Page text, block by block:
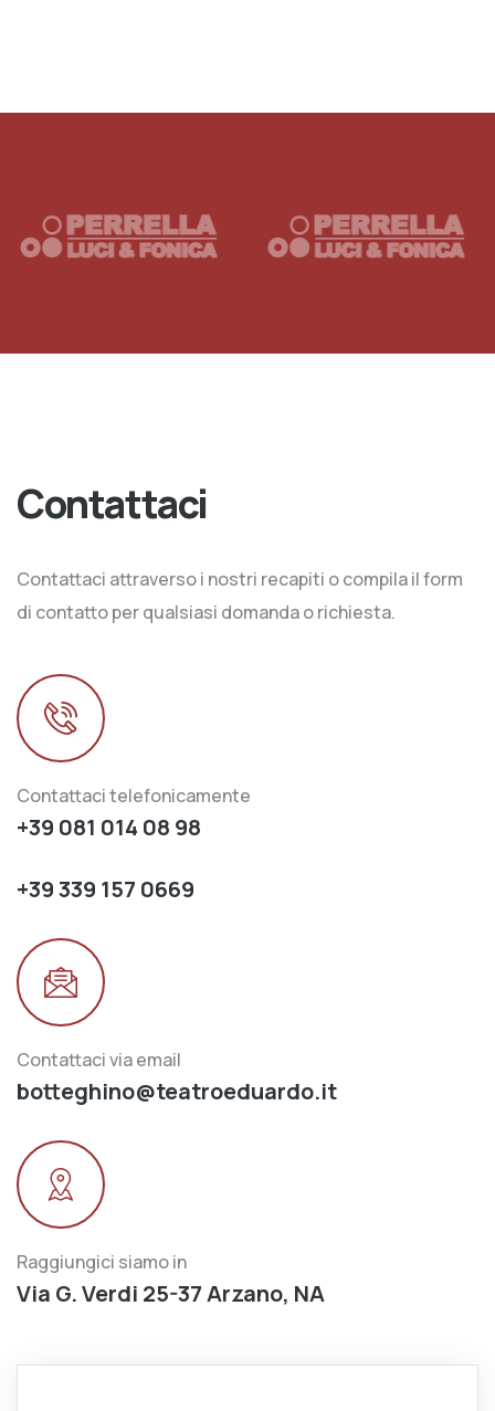
Contattaci
Contattaci attraverso i nostri recapiti o compila il form
di contatto per qualsiasi domanda o richiesta.
Contattaci telefonicamente
+39 081 014 08 98
+39 339 157 0669
Contattaci via email
botteghino@teatroeduardo.it
Raggiungici siamo in
Via G. Verdi 25-37 Arzano, NA